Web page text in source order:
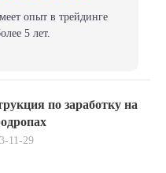
опыт в трейдинге
5 лет.
по заработку на
11-29